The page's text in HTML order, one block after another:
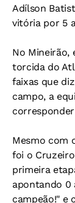
Adílson
vitória por 5
No Mineirão,
torcida do
faixas que
campo, a
Mesmo com
foi o
primeira
apontando 0
campeão!" e